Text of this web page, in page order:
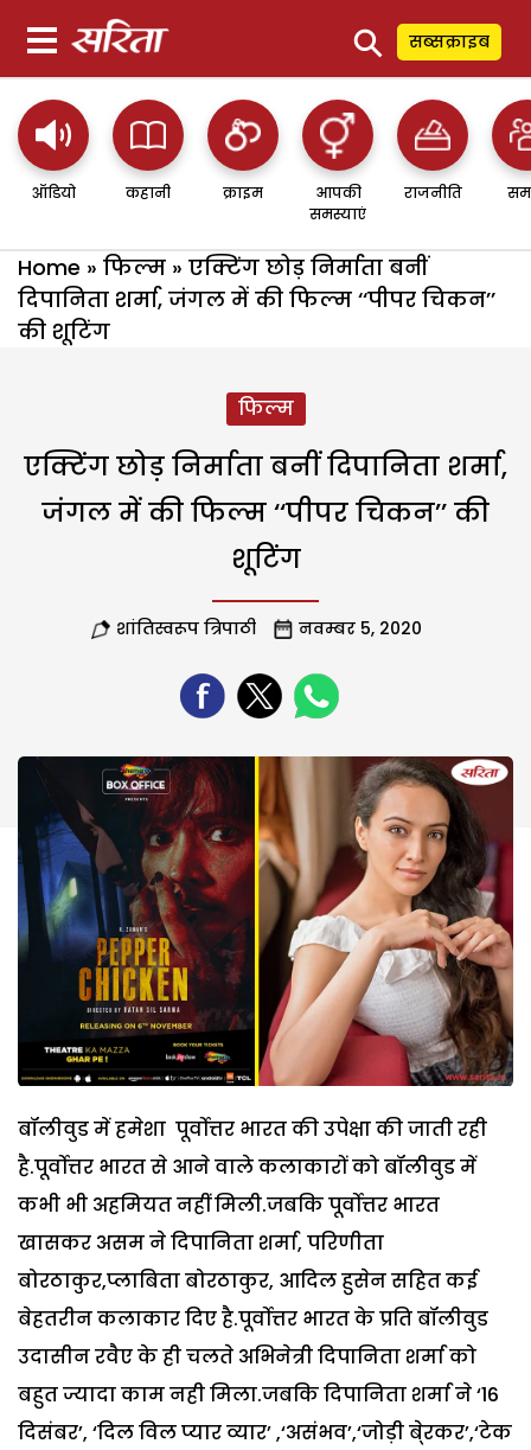
⚲ सब्सक्राइब
ऑडियो कहानी क्राइम
आपकी
समस्याएं
राजनीति
Home » फिल्म » एक्टिंग छोड़ निर्माता बनीं
दिपानिता शर्मा, जंगल में की फिल्म ‘‘पीपर चिकन’’
की शूटिंग
फिल्म
एक्टिंग छोड़ निर्माता बनीं दिपानिता शर्मा,
जंगल में की फिल्म ‘‘पीपर चिकन’’ की
शूटिंग
शांतिस्वरूप त्रिपाठी नवम्बर 5, 2020
बॉलीवुड में हमेशा पूर्वोत्तर भारत की उपेक्षा की जाती रही
है.पूर्वोत्तर भारत से आने वाले कलाकारों को बॉलीवुड में
कभी भी अहमियत नहीं मिली.जबकि पूर्वोत्तर भारत
खासकर असम ने दिपानिता शर्मा, परिणीता
बोरठाकुर,प्लाबिता बोरठाकुर, आदिल हुसेन सहित कई
बेहतरीन कलाकार दिए है.पूर्वोत्तर भारत के प्रति बॉलीवुड
उदासीन रवैए के ही चलते अभिनेत्री दिपानिता शर्मा को
बहुत ज्यादा काम नही मिला.जबकि दिपानिता शर्मा ने ‘16
दिसंबर’, ‘दिल विल प्यार व्यार’ ,‘असंभव’,‘जोड़ी बे्रकर’,‘टेक